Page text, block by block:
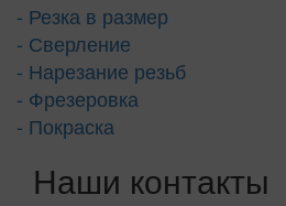
- Резка в размер
- Сверление
- Нарезание резьб
- Фрезеровка
- Покраска
Наши контакты